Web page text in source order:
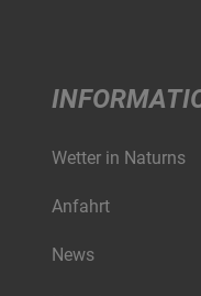
Wetter in Naturns
Anfahrt
News